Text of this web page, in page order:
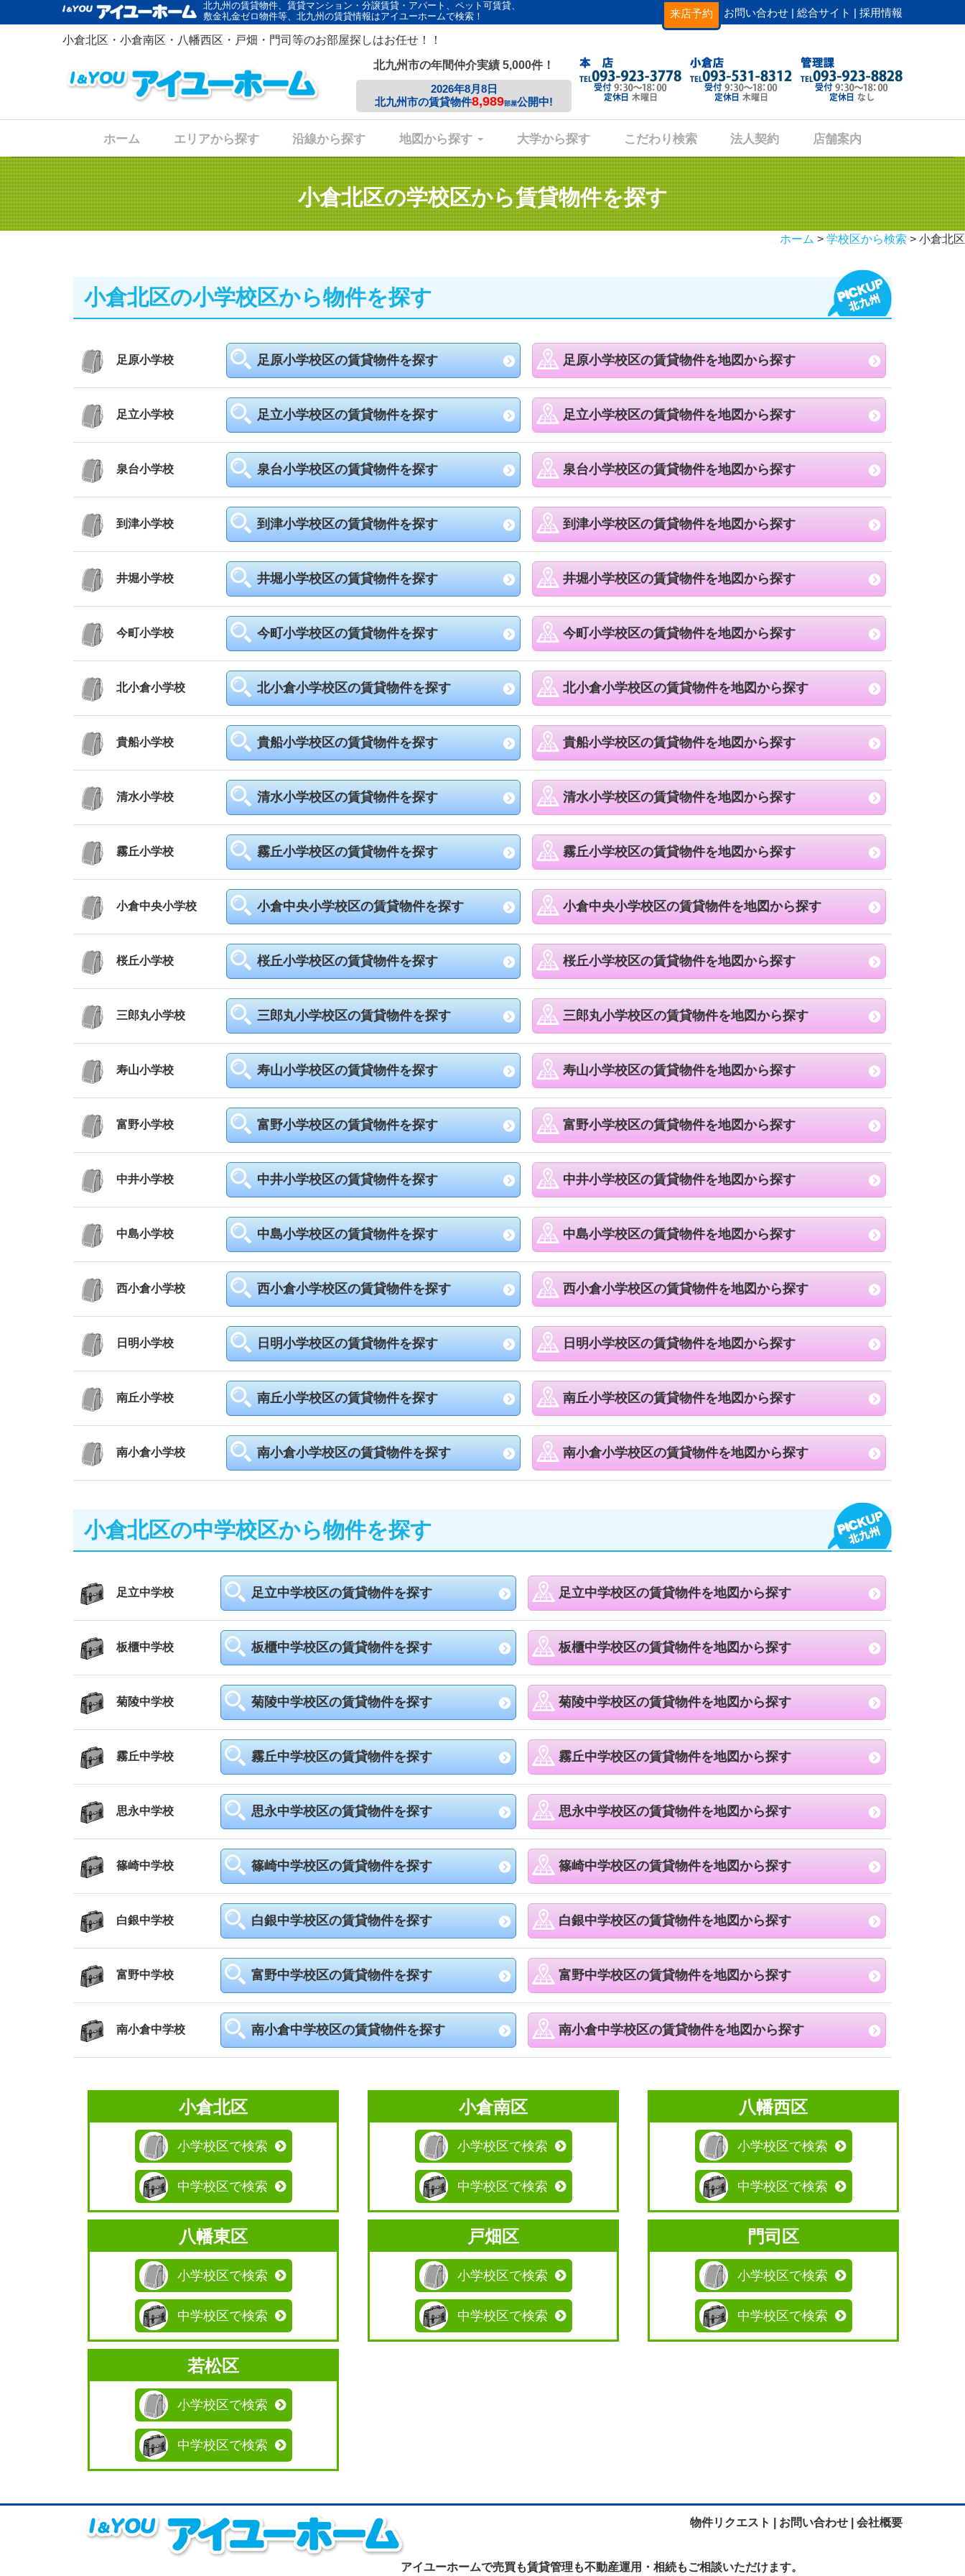
北九州の賃貸物件、賃貸マンション・分譲賃貸・アパート、ペット可賃貸、
敷金礼金ゼロ物件等、北九州の賃貸情報はアイユーホームで検索！
来店予約 お問い合わせ | 総合サイト | 採用情報
小倉北区・小倉南区・八幡西区・戸畑・門司等のお部屋探しはお任せ！！
北九州市の年間仲介実績 5,000件！
2026年8月8日
北九州市の賃貸物件8,989部屋公開中!
ホーム エリアから探す 沿線から探す 地図から探す 大学から探す こだわり検索 法人契約 店舗案内
小倉北区の学校区から賃貸物件を探す
ホーム > 学校区から検索 > 小倉北区
小倉北区の小学校区から物件を探す
足原小学校 足原小学校区の賃貸物件を探す 足原小学校区の賃貸物件を地図から探す
足立小学校 足立小学校区の賃貸物件を探す 足立小学校区の賃貸物件を地図から探す
泉台小学校 泉台小学校区の賃貸物件を探す 泉台小学校区の賃貸物件を地図から探す
到津小学校 到津小学校区の賃貸物件を探す 到津小学校区の賃貸物件を地図から探す
井堀小学校 井堀小学校区の賃貸物件を探す 井堀小学校区の賃貸物件を地図から探す
今町小学校 今町小学校区の賃貸物件を探す 今町小学校区の賃貸物件を地図から探す
北小倉小学校 北小倉小学校区の賃貸物件を探す 北小倉小学校区の賃貸物件を地図から探す
貴船小学校 貴船小学校区の賃貸物件を探す 貴船小学校区の賃貸物件を地図から探す
清水小学校 清水小学校区の賃貸物件を探す 清水小学校区の賃貸物件を地図から探す
霧丘小学校 霧丘小学校区の賃貸物件を探す 霧丘小学校区の賃貸物件を地図から探す
小倉中央小学校 小倉中央小学校区の賃貸物件を探す 小倉中央小学校区の賃貸物件を地図から探す
桜丘小学校 桜丘小学校区の賃貸物件を探す 桜丘小学校区の賃貸物件を地図から探す
三郎丸小学校 三郎丸小学校区の賃貸物件を探す 三郎丸小学校区の賃貸物件を地図から探す
寿山小学校 寿山小学校区の賃貸物件を探す 寿山小学校区の賃貸物件を地図から探す
富野小学校 富野小学校区の賃貸物件を探す 富野小学校区の賃貸物件を地図から探す
中井小学校 中井小学校区の賃貸物件を探す 中井小学校区の賃貸物件を地図から探す
中島小学校 中島小学校区の賃貸物件を探す 中島小学校区の賃貸物件を地図から探す
西小倉小学校 西小倉小学校区の賃貸物件を探す 西小倉小学校区の賃貸物件を地図から探す
日明小学校 日明小学校区の賃貸物件を探す 日明小学校区の賃貸物件を地図から探す
南丘小学校 南丘小学校区の賃貸物件を探す 南丘小学校区の賃貸物件を地図から探す
南小倉小学校 南小倉小学校区の賃貸物件を探す 南小倉小学校区の賃貸物件を地図から探す
小倉北区の中学校区から物件を探す
足立中学校 足立中学校区の賃貸物件を探す 足立中学校区の賃貸物件を地図から探す
板櫃中学校 板櫃中学校区の賃貸物件を探す 板櫃中学校区の賃貸物件を地図から探す
菊陵中学校 菊陵中学校区の賃貸物件を探す 菊陵中学校区の賃貸物件を地図から探す
霧丘中学校 霧丘中学校区の賃貸物件を探す 霧丘中学校区の賃貸物件を地図から探す
思永中学校 思永中学校区の賃貸物件を探す 思永中学校区の賃貸物件を地図から探す
篠崎中学校 篠崎中学校区の賃貸物件を探す 篠崎中学校区の賃貸物件を地図から探す
白銀中学校 白銀中学校区の賃貸物件を探す 白銀中学校区の賃貸物件を地図から探す
富野中学校 富野中学校区の賃貸物件を探す 富野中学校区の賃貸物件を地図から探す
南小倉中学校 南小倉中学校区の賃貸物件を探す 南小倉中学校区の賃貸物件を地図から探す
小倉北区
小学校区で検索
中学校区で検索
小倉南区
小学校区で検索
中学校区で検索
八幡西区
小学校区で検索
中学校区で検索
八幡東区
小学校区で検索
中学校区で検索
戸畑区
小学校区で検索
中学校区で検索
門司区
小学校区で検索
中学校区で検索
若松区
小学校区で検索
中学校区で検索
物件リクエスト | お問い合わせ | 会社概要
アイユーホームで売買も賃貸管理も不動産運用・相続も ご相談いただけます。